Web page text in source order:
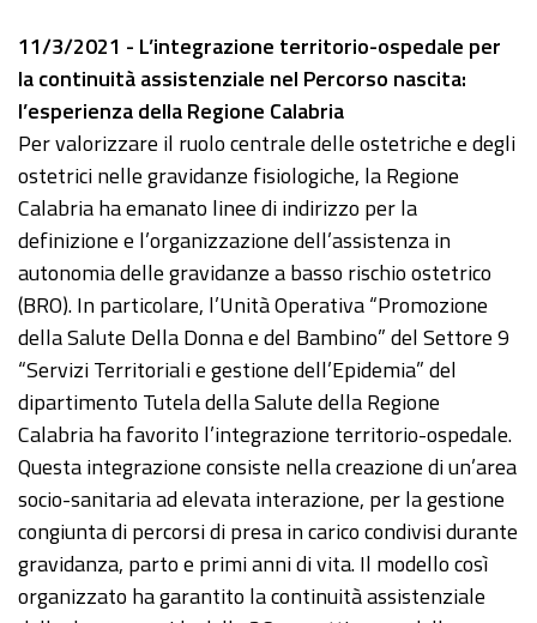
11/3/2021 - L’integrazione territorio-ospedale per
la continuità assistenziale nel Percorso nascita:
l’esperienza della Regione Calabria
Per valorizzare il ruolo centrale delle ostetriche e degli
ostetrici nelle gravidanze fisiologiche, la Regione
Calabria ha emanato linee di indirizzo per la
definizione e l’organizzazione dell’assistenza in
autonomia delle gravidanze a basso rischio ostetrico
(BRO). In particolare, l’Unità Operativa “Promozione
della Salute Della Donna e del Bambino” del Settore 9
“Servizi Territoriali e gestione dell’Epidemia” del
dipartimento Tutela della Salute della Regione
Calabria ha favorito l’integrazione territorio-ospedale.
Questa integrazione consiste nella creazione di un’area
socio-sanitaria ad elevata interazione, per la gestione
congiunta di percorsi di presa in carico condivisi durante
gravidanza, parto e primi anni di vita. Il modello così
organizzato ha garantito la continuità assistenziale